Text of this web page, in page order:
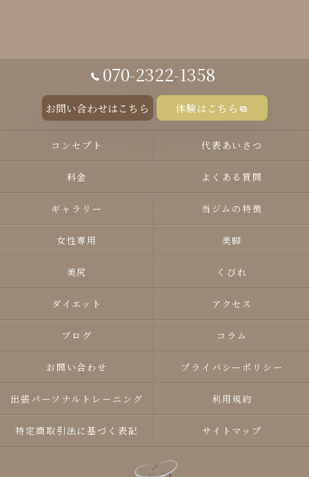
070-2322-1358
お問い合わせはこちら 体験はこちら
コンセプト 代表あいさつ
料金 よくある質問
ギャラリー 当ジムの特徴
女性専用 美脚
美尻 くびれ
ダイエット アクセス
ブログ コラム
お問い合わせ プライバシーポリシー
出張パーソナルトレーニング 利用規約
特定商取引法に基づく表記 サイトマップ